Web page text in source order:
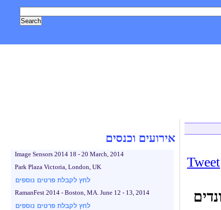
אירועים וכנסים
Image Sensors 2014 18 - 20 March, 2014
Park Plaza Victoria, London, UK
לחץ לקבלת פרטים נוספים
RamanFest 2014 - Boston, MA. June 12 - 13, 2014
לחץ לקבלת פרטים נוספים
Tweet